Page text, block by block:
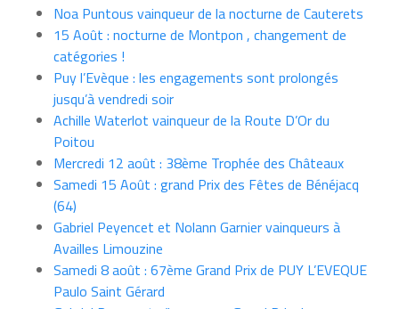
Noa Puntous vainqueur de la nocturne de Cauterets
15 Août : nocturne de Montpon , changement de
catégories !
Puy l’Evèque : les engagements sont prolongés
jusqu’à vendredi soir
Achille Waterlot vainqueur de la Route D’Or du
Poitou
Mercredi 12 août : 38ème Trophée des Châteaux
Samedi 15 Août : grand Prix des Fêtes de Bénéjacq
(64)
Gabriel Peyencet et Nolann Garnier vainqueurs à
Availles Limouzine
Samedi 8 août : 67ème Grand Prix de PUY L’EVEQUE
Paulo Saint Gérard